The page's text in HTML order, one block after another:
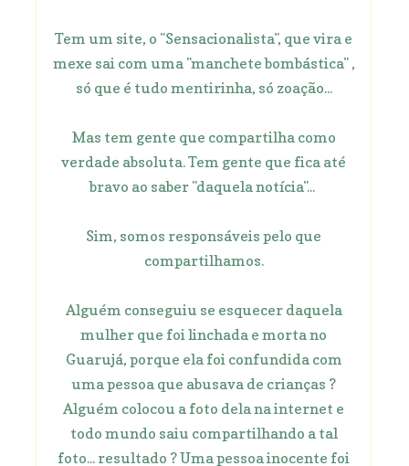
Tem um site, o "Sensacionalista", que vira e
mexe sai com uma "manchete bombástica" ,
só que é tudo mentirinha, só zoação...
Mas tem gente que compartilha como
verdade absoluta. Tem gente que fica até
bravo ao saber "daquela notícia"...
Sim, somos responsáveis pelo que
compartilhamos.
Alguém conseguiu se esquecer daquela
mulher que foi linchada e morta no
Guarujá, porque ela foi confundida com
uma pessoa que abusava de crianças ?
Alguém colocou a foto dela na internet e
todo mundo saiu compartilhando a tal
foto... resultado ? Uma pessoa inocente foi